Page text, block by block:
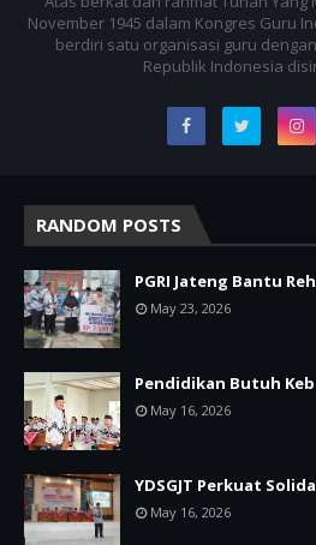
November 1945 dalam Kongres Guru
berdiri satu organisasi guru
Republik Indonesia
RANDOM POSTS
PGRI Jateng Bantu
May 23, 2026
Pendidikan Butuh
May 16, 2026
YDSGJT Perkuat
May 16, 2026